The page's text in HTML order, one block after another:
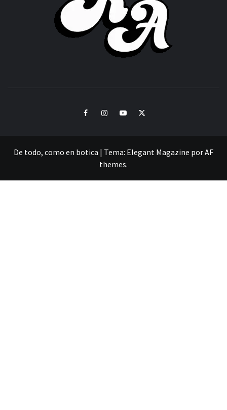
FacebookInstagramYoutubeTwitter
De todo, como en botica | Tema: Elegant Magazine porAF
themes.